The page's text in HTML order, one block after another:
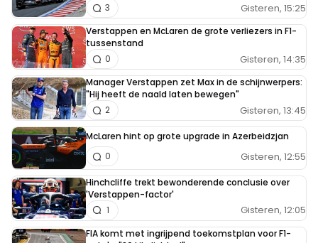
Gisteren, 15:25
3
Verstappen en McLaren de grote verliezers in F1-
tussenstand
Gisteren, 14:35
0
Manager Verstappen zet Max in de schijnwerpers:
"Hij heeft de naald laten bewegen"
Gisteren, 13:45
2
McLaren hint op grote upgrade in Azerbeidzjan
Gisteren, 12:55
0
Hinchcliffe trekt bewonderende conclusie over
'Verstappen-factor'
Gisteren, 12:05
1
FIA komt met ingrijpend toekomstplan voor F1-